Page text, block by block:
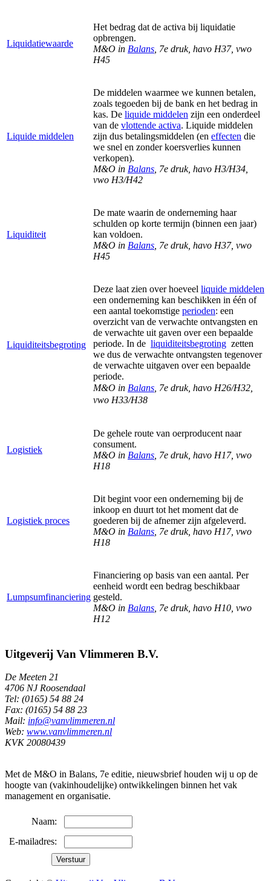
Liquidatiewaarde
Het bedrag dat de activa bij liquidatie
opbrengen.
M&O in Balans , 7e druk, havo H37, vwo
H45
Liquide middelen
De middelen waarmee we kunnen betalen,
zoals tegoeden bij de bank en het bedrag in
kas. De liquide middelen zijn een onderdeel
van de vlottende activa. Liquide middelen
zijn dus betalingsmiddelen (en effecten die
we snel en zonder koersverlies kunnen
verkopen).
M&O in Balans , 7e druk, havo H3/H34,
vwo H3/H42
Liquiditeit
De mate waarin de onderneming haar
schulden op korte termijn (binnen een jaar)
kan voldoen.
M&O in Balans , 7e druk, havo H37, vwo
H45
Liquiditeitsbegroting
Deze laat zien over hoeveel liquide middelen
een onderneming kan beschikken in één of
een aantal toekomstige perioden: een
overzicht van de verwachte ontvangsten en
de verwachte uit gaven over een bepaalde
periode. In de liquiditeitsbegroting zetten
we dus de verwachte ontvangsten tegenover
de verwachte uitgaven over een bepaalde
periode.
M&O in Balans , 7e druk, havo H26/H32,
vwo H33/H38
Logistiek
De gehele route van oerproducent naar
consument.
M&O in Balans , 7e druk, havo H17, vwo
H18
Logistiek proces
Dit begint voor een onderneming bij de
inkoop en duurt tot het moment dat de
goederen bij de afnemer zijn afgeleverd.
M&O in Balans , 7e druk, havo H17, vwo
H18
Lumpsumfinanciering
Financiering op basis van een aantal. Per
eenheid wordt een bedrag beschikbaar
gesteld.
M&O in Balans , 7e druk, havo H10, vwo
H12
Uitgeverij Van Vlimmeren B.V.
De Meeten 21
4706 NJ Roosendaal
Tel: (0165) 54 88 24
Fax: (0165) 54 88 23
Mail: info@vanvlimmeren.nl
Web: www.vanvlimmeren.nl
KVK 20080439
Met de M&O in Balans, 7e editie, nieuwsbrief houden wij u op de
hoogte van (vakinhoudelijke) ontwikkelingen binnen het vak
management en organisatie.
Naam:
E-mailadres: